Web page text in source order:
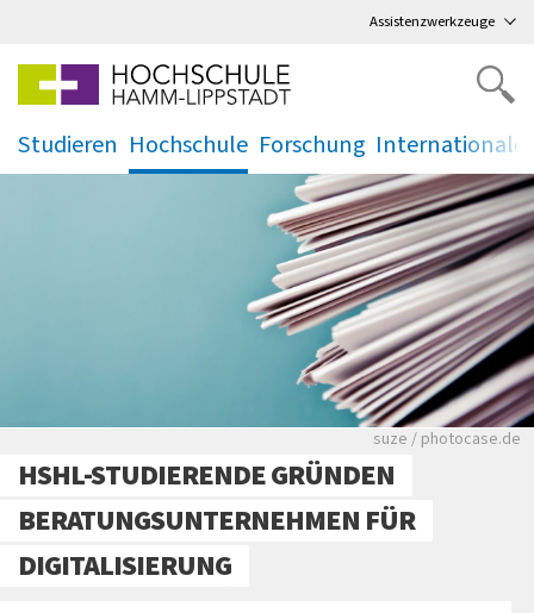
Assistenzwerkzeuge
Studieren
.
Hochschule
.
Forschung
. .
Viele Zeitungen.
suze / photocase.de
HSHL-STUDIERENDE GRÜNDEN
BERATUNGSUNTERNEHMEN FÜR
DIGITALISIERUNG